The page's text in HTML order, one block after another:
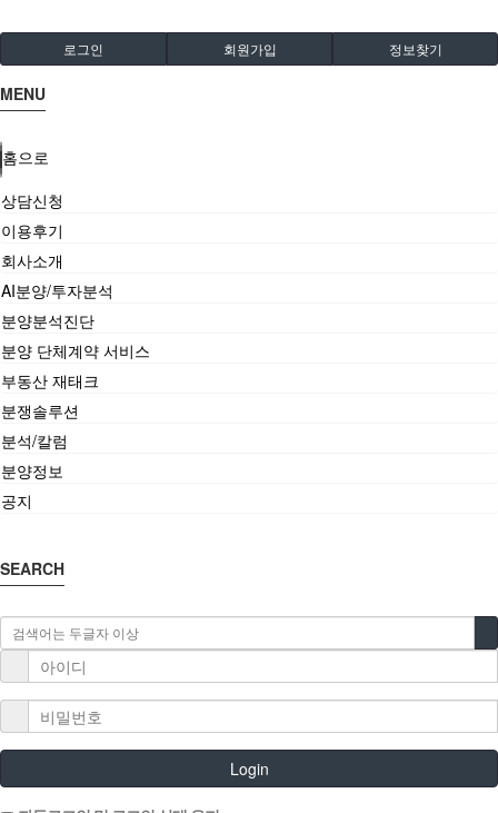
로그인 회원가입 정보찾기
MENU
홈으로
상담신청
이용후기
회사소개
AI분양/투자분석
분양분석진단
분양 단체계약 서비스
부동산 재태크
분쟁솔루션
분석/칼럼
분양정보
공지
SEARCH
Login